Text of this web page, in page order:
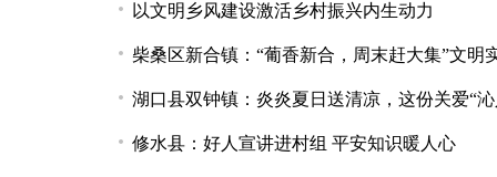
以文明乡风建设激活乡村振兴内生动力
柴桑区新合镇：“葡香新合，周末赶大集”文明
湖口县双钟镇：炎炎夏日送清凉，这份关爱“沁
修水县：好人宣讲进村组 平安知识暖人心